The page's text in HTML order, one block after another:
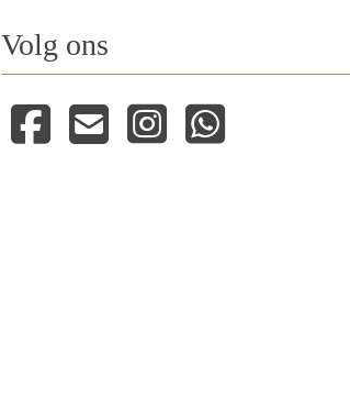
Volg ons